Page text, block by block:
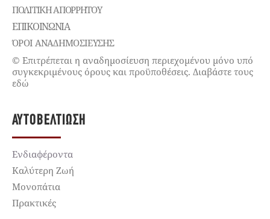
ΠΟΛΙΤΙΚΉ ΑΠΟΡΡΉΤΟΥ
ΕΠΙΚΟΙΝΩΝΊΑ
ΌΡΟΙ ΑΝΑΔΗΜΟΣΙΕΥΣΗΣ
© Επιτρέπεται η αναδημοσίευση περιεχομένου μόνο υπό
συγκεκριμένους όρους και προϋποθέσεις. Διαβάστε τους
εδώ
ΑΥΤΟΒΕΛΤΊΩΣΗ
Ενδιαφέροντα
Καλύτερη Ζωή
Μονοπάτια
Πρακτικές